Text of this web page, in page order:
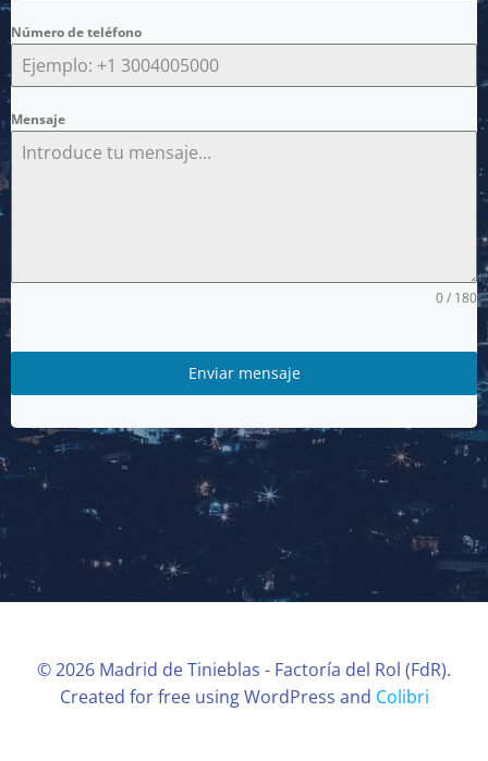
Número de teléfono
Mensaje
0 / 180
Enviar mensaje
© 2026 Madrid de Tinieblas - Factoría del Rol (FdR).
Created for free using WordPress and Colibri